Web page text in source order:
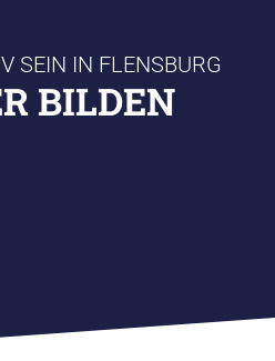
SEIN IN FLENSBURG
BILDEN